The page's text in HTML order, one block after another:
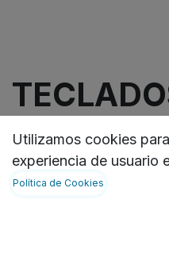
Cleanwipe Pro, con
Utilizamos cookies
experiencia de usuario
Política de Cookies